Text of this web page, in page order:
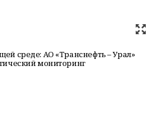
среде: АО «Транснефть – Урал»
мониторинг